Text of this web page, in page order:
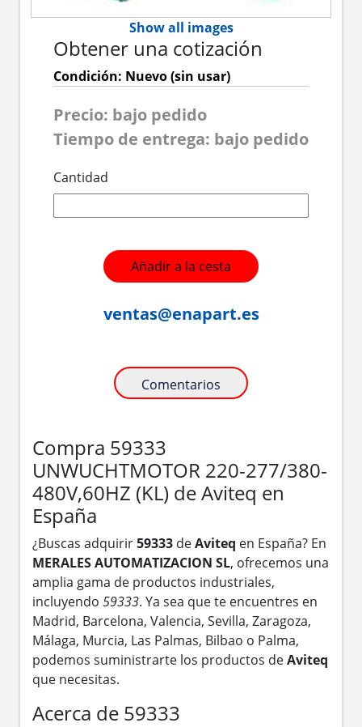
Show all images
Obtener una cotización
Condición: Nuevo (sin usar)
Precio: bajo pedido
Tiempo de entrega: bajo pedido
Cantidad
Añadir a la cesta
ventas@enapart.es
Comentarios
Compra 59333
UNWUCHTMOTOR 220-277/380-
480V,60HZ (KL) de Aviteq en
España
¿Buscas adquirir59333 deAviteq en España? En
MERALES AUTOMATIZACION SL, ofrecemos una
amplia gama de productos industriales,
incluyendo 59333. Ya sea que te encuentres en
Madrid, Barcelona, Valencia, Sevilla, Zaragoza,
Málaga, Murcia, Las Palmas, Bilbao o Palma,
podemos suministrarte los productos deAviteq
que necesitas.
Acerca de 59333